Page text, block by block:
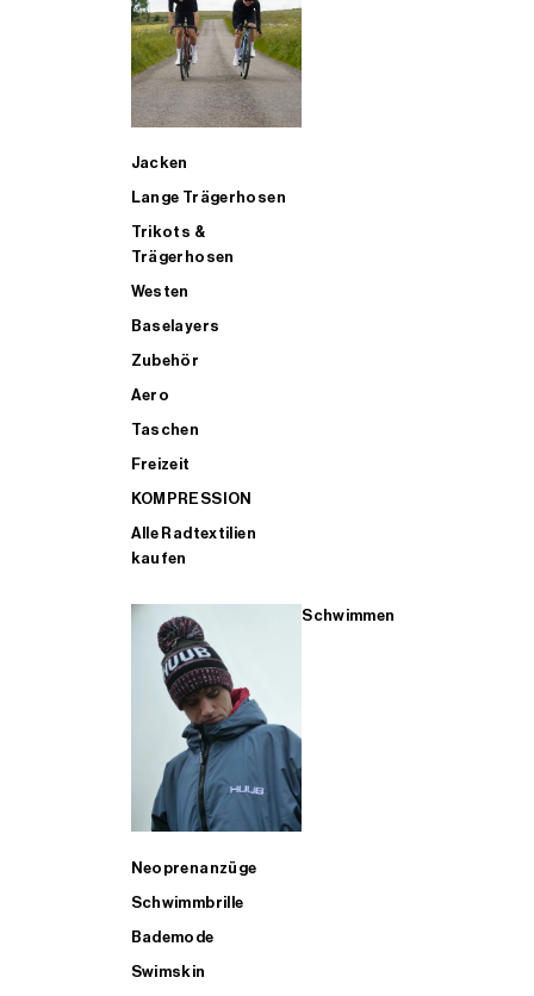
Jacken
Lange Trägerhosen
Trikots &
Trägerhosen
Westen
Baselayers
Zubehör
Aero
Taschen
Freizeit
KOMPRESSION
Alle Radtextilien
kaufen
Schwimmen
Neoprenanzüge
Schwimmbrille
Bademode
Swimskin
ALLE TRIATHLONARTIKEL FÜR MÄNNER KAUFEN